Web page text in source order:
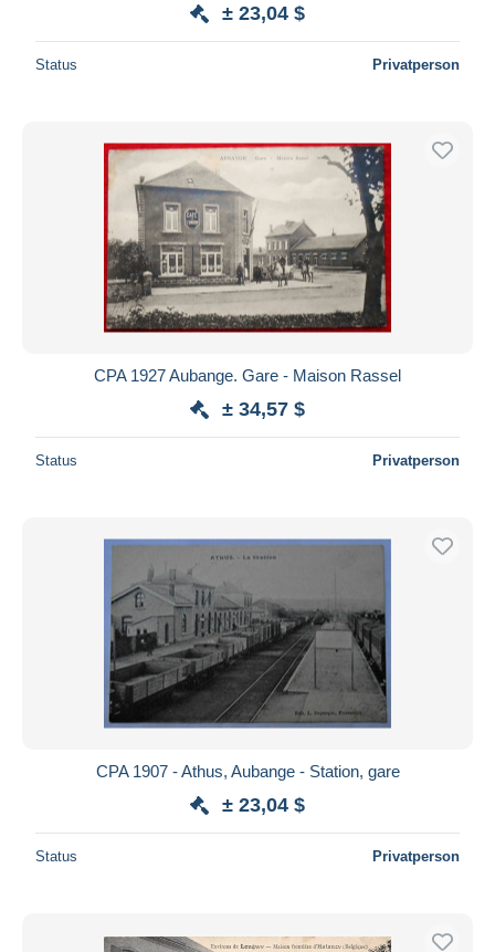
± 23,04 $
Status Privatperson
CPA 1927 Aubange. Gare - Maison Rassel
± 34,57 $
Status Privatperson
CPA 1907 - Athus, Aubange - Station, gare
± 23,04 $
Status Privatperson